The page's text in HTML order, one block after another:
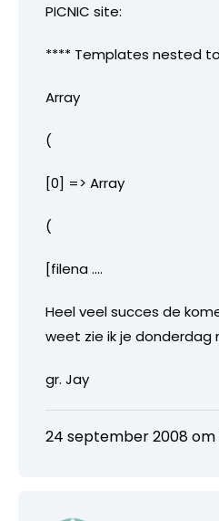
PICNIC site:
**** Templates nested
Array
(
[0] => Array
(
[filena ….
Heel veel succes de
weet zie ik je donderdag
gr. Jay
24 september 2008 om